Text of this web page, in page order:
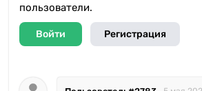
пользователи.
Войти Регистрация